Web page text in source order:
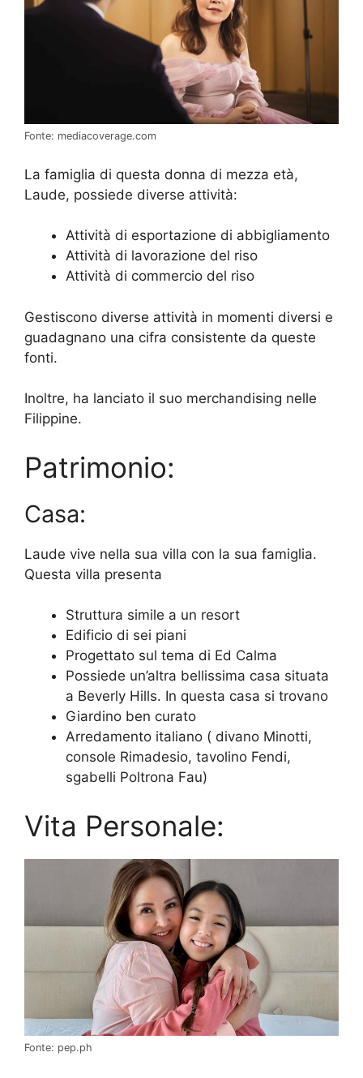
Fonte: mediacoverage.com
La famiglia di questa donna di mezza età,
Laude, possiede diverse attività:
Attività di esportazione di abbigliamento
Attività di lavorazione del riso
Attività di commercio del riso
Gestiscono diverse attività in momenti diversi e
guadagnano una cifra consistente da queste
fonti.
Inoltre, ha lanciato il suo merchandising nelle
Filippine.
Patrimonio:
Casa:
Laude vive nella sua villa con la sua famiglia.
Questa villa presenta
Struttura simile a un resort
Edificio di sei piani
Progettato sul tema di Ed Calma
Possiede un’altra bellissima casa situata
a Beverly Hills. In questa casa si trovano
Giardino ben curato
Arredamento italiano ( divano Minotti,
console Rimadesio, tavolino Fendi,
sgabelli Poltrona Fau)
Vita Personale:
Fonte: pep.ph